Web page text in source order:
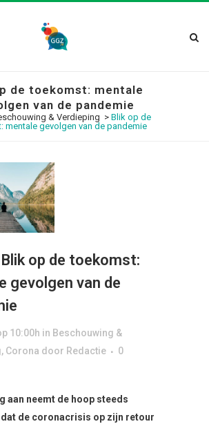
de toekomst: mentale
van de pandemie
& Verdieping > Blik op de
mentale gevolgen van de pandemie
Blik op de toekomst:
gevolgen van de
10:00h in Beschouwing &
, Corona door Redactie
0
aan neemt de hoop steeds
de coronacrisis op zijn retour